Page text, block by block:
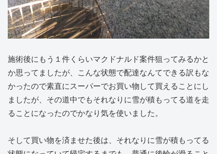
施術後にもう１件くらいマクドナルド案件狙ってみるかと
か思ってましたが、こんな状態で配達なんてできる訳もな
かったので素直にスーパーでお買い物して買えることにし
ましたが、その道中でもそれなりに雪が積もってる道を走
ることになったのでかなり気を使いました。
そして買い物を済ませた後は、それなりに雪が積もってる